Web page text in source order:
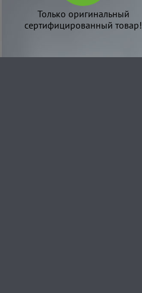
Только оригинальный
сертифицированный товар!